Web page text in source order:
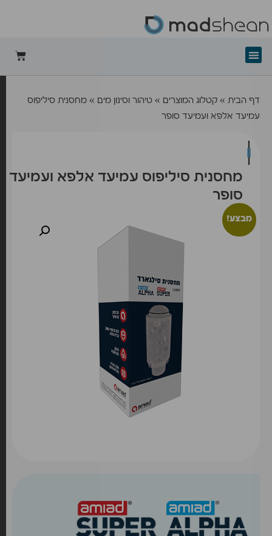
דף הבית » קטלוג המוצרים » טיהור וסינון מים » מחסנית סיליפוס
עמיעד אלפא ועמיעד סופר
מחסנית סיליפוס עמיעד אלפא ועמיעד
סופר
מבצע!